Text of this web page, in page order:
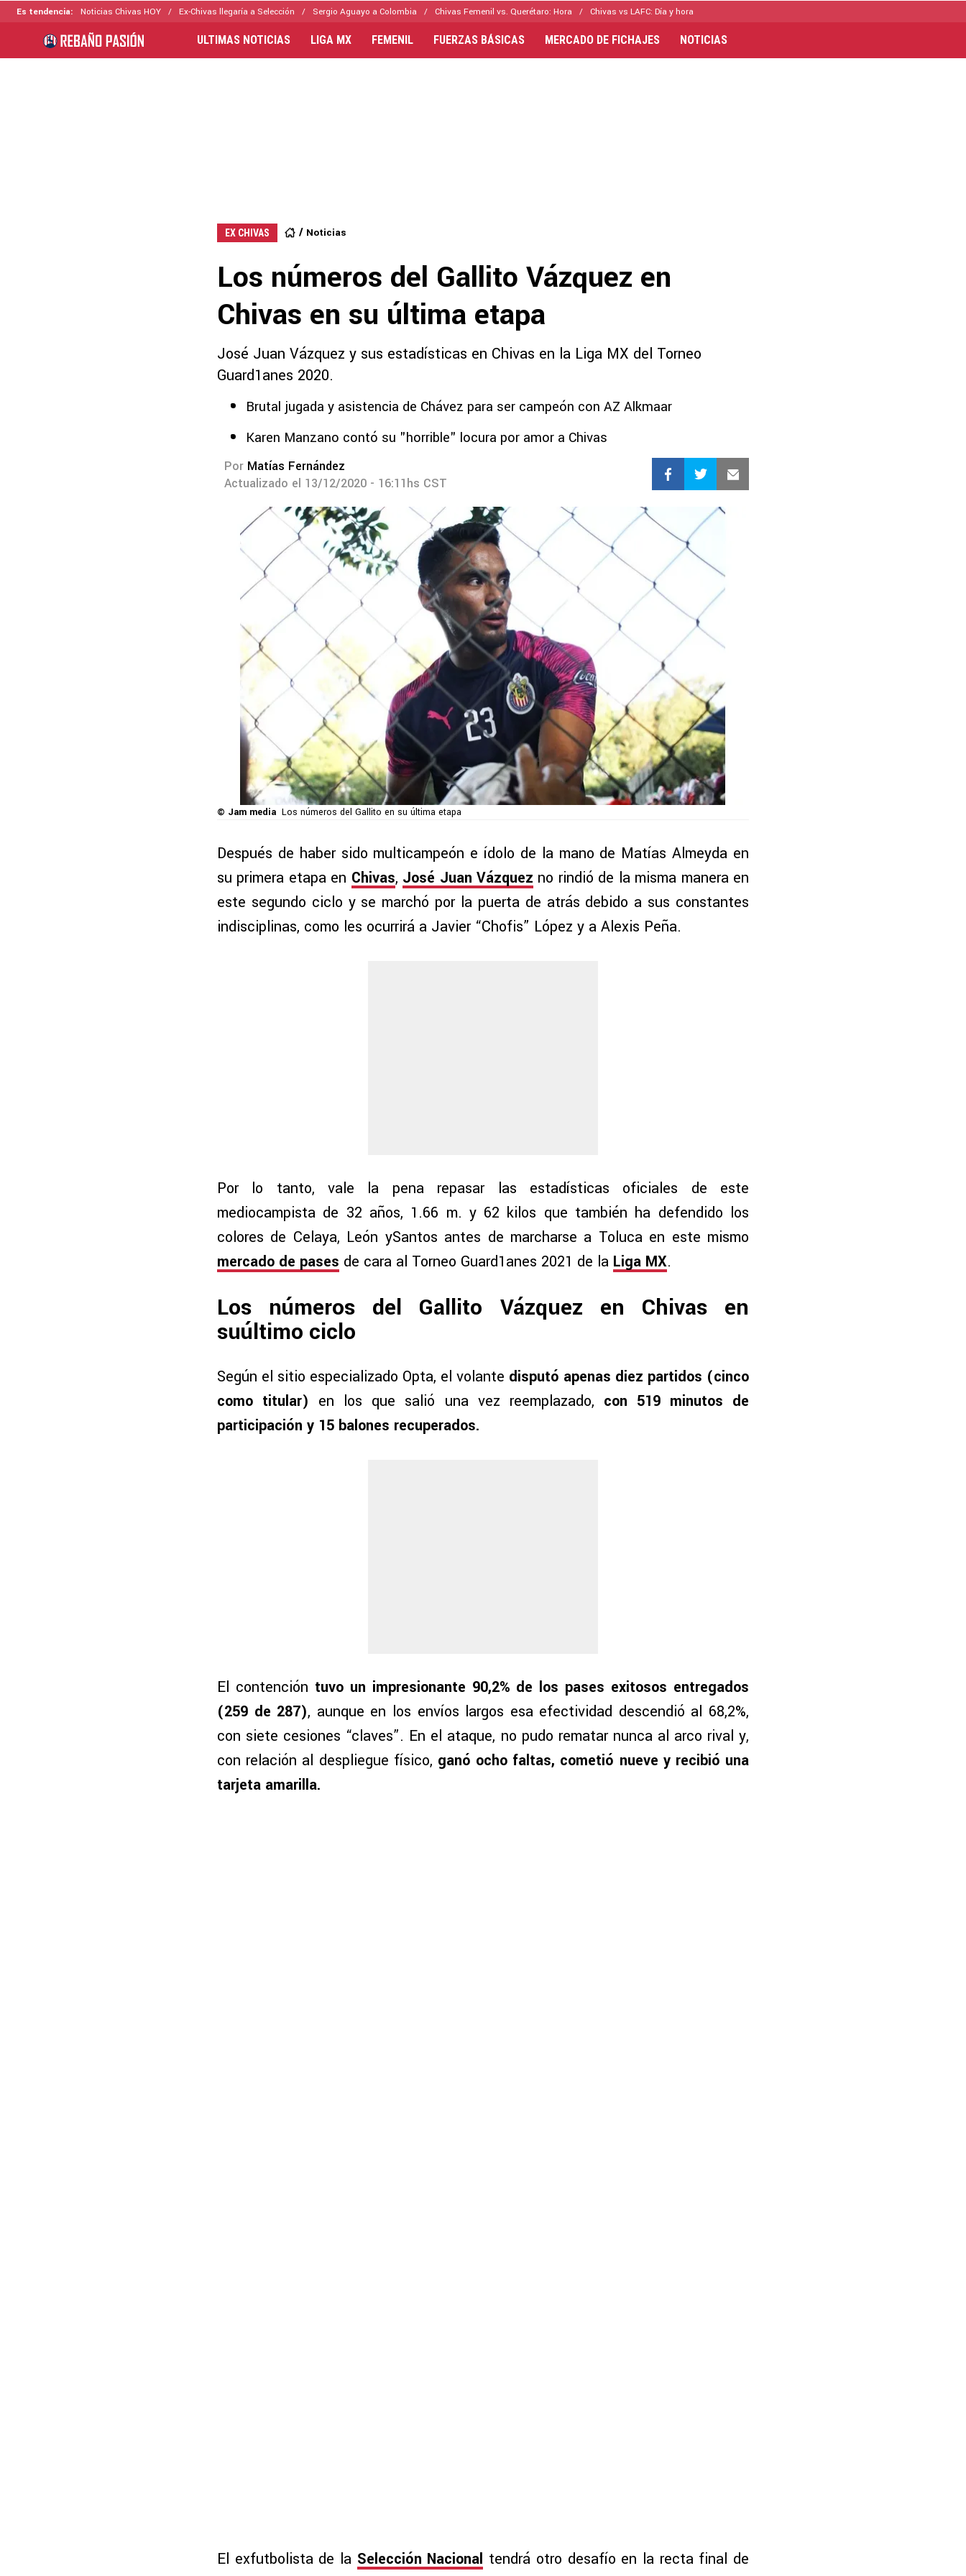
Es tendencia: Noticias Chivas HOY Ex-Chivas llegaría a Selección Sergio Aguayo a Colombia Chivas Femenil vs. Querétaro: Hora Chivas vs LAFC: Día y hora
ULTIMAS NOTICIAS LIGA MX FEMENIL FUERZAS BÁSICAS MERCADO DE FICHAJES NOTICIAS
EX CHIVAS Noticias
Los números del Gallito Vázquez en
Chivas en su última etapa
José Juan Vázquez y sus estadísticas en Chivas en la Liga MX del Torneo
Guard1anes 2020.
Brutal jugada y asistencia de Chávez para ser campeón con AZ Alkmaar
Karen Manzano contó su "horrible" locura por amor a Chivas
Por Matías Fernández
Actualizado el 13/12/2020 - 16:11hs CST
© Jam media Los números del Gallito en su última etapa
Después de haber sido multicampeón e ídolo de la mano de Matías Almeyda en
su primera etapa en Chivas, José Juan Vázquez no rindió de la misma manera en
este segundo ciclo y se marchó por la puerta de atrás debido a sus constantes
indisciplinas, como les ocurrirá a Javier “Chofis” López y a Alexis Peña.
Por lo tanto, vale la pena repasar las estadísticas oficiales de este
mediocampista de 32 años, 1.66 m. y 62 kilos que también ha defendido los
colores de Celaya, León ySantos antes de marcharse a Toluca en este mismo
mercado de pases de cara al Torneo Guard1anes 2021 de la Liga MX.
Los números del Gallito Vázquez en Chivas en
suúltimo ciclo
Según el sitio especializado Opta, el volante disputó apenas diez partidos (cinco
como titular) en los que salió una vez reemplazado, con 519 minutos de
participación y 15 balones recuperados.
El contención tuvo un impresionante 90,2% de los pases exitosos entregados
(259 de 287), aunque en los envíos largos esa efectividad descendió al 68,2%,
con siete cesiones “claves”. En el ataque, no pudo rematar nunca al arco rival y,
con relación al despliegue físico, ganó ocho faltas, cometió nueve y recibió una
tarjeta amarilla.
El exfutbolista de la Selección Nacional tendrá otro desafío en la recta final de